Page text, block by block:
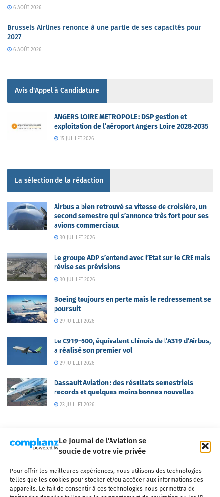
Le Journal de l'Aviation se
soucie de votre vie privée
Pour offrir les meilleures expériences, nous utilisons des technologies
telles que les cookies pour stocker et/ou accéder aux informations des
appareils. Le fait de consentir à ces technologies nous permettra de
6 AOÛT 2026
Brussels Airlines renonce à une partie de ses capacités pour
2027
6 AOÛT 2026
Avis d'Appel à Candidature
ANGERS LOIRE METROPOLE : DSP gestion et
exploitation de l’aéroport Angers Loire 2028-2035
15 JUILLET 2026
La sélection de la rédaction
Airbus a bien retrouvé sa vitesse de croisière, un
second semestre qui s’annonce très fort pour ses
avions commerciaux
30 JUILLET 2026
Le groupe ADP s’entend avec l’Etat sur le CRE mais
révise ses prévisions
30 JUILLET 2026
Boeing toujours en perte mais le redressement se
poursuit
29 JUILLET 2026
Le C919-600, équivalent chinois de l’A319 d’Airbus,
a réalisé son premier vol
29 JUILLET 2026
Dassault Aviation : des résultats semestriels
records et quelques moins bonnes nouvelles
23 JUILLET 2026
Qui sommes-nous ? Nous contacter
Partenaires
Mentions légales
CGV Politique de confidentialité Cookies